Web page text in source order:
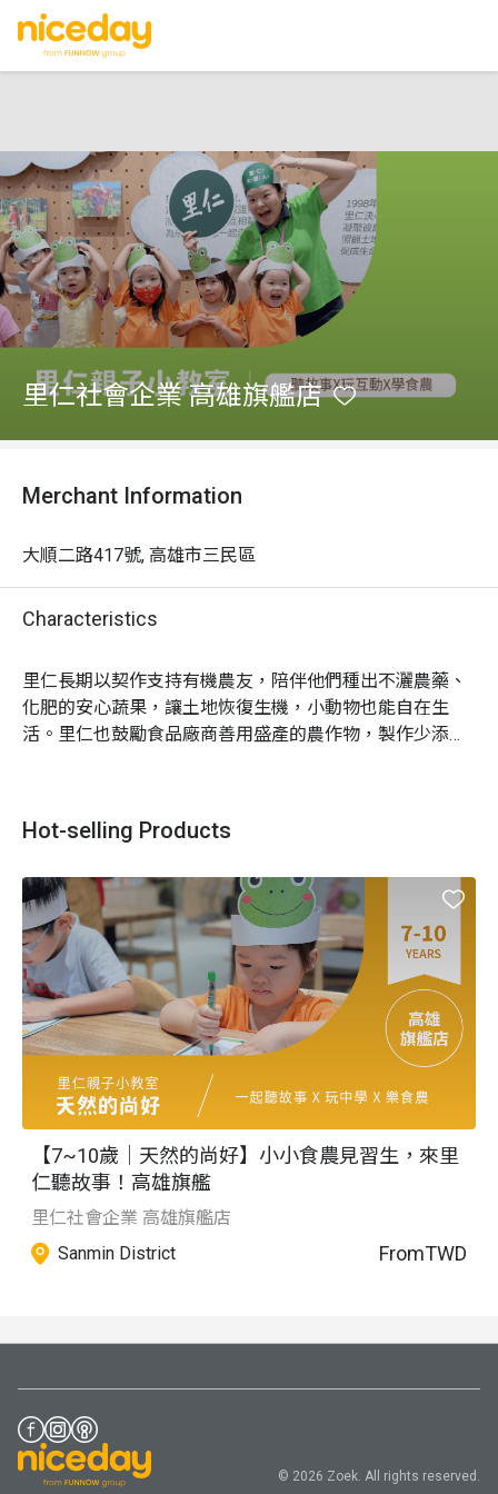
里仁社會企業 高雄旗艦店
Merchant Information
大順二路417號, 高雄市三民區
Characteristics
里仁長期以契作支持有機農友，陪伴他們種出不灑農藥、
化肥的安心蔬果，讓土地恢復生機，小動物也能自在生
活。里仁也鼓勵食品廠商善用盛產的農作物，製作少添加
Hot-selling Products
【7~10歲｜天然的尚好】小小食農見習生，來里
仁聽故事！高雄旗艦
里仁社會企業 高雄旗艦店
Sanmin District
FromTWD
© 2026 Zoek. All rights reserved.